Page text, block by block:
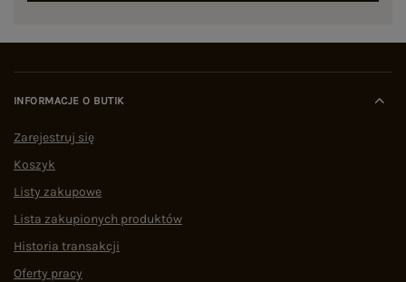
INFORMACJE O BUTIK
Zarejestruj się
Koszyk
Listy zakupowe
Lista zakupionych produktów
Historia transakcji
Oferty pracy